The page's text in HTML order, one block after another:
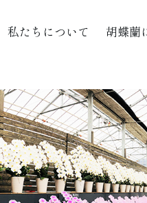
私たちについて 胡蝶蘭